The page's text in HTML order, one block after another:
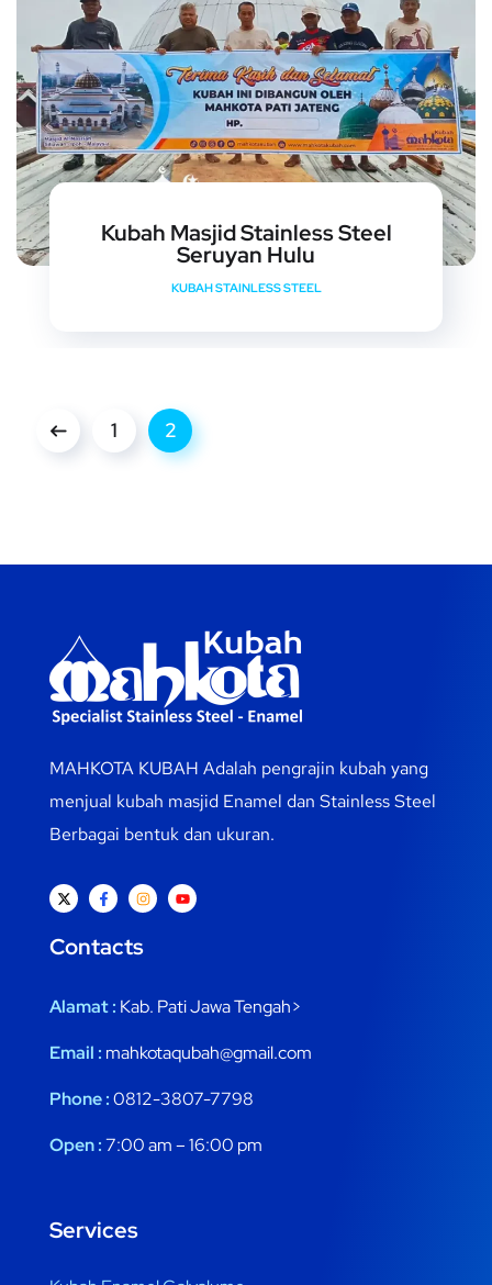
Kubah Masjid Stainless Steel
Seruyan Hulu
KUBAH STAINLESS STEEL
1 2
MAHKOTA KUBAH Adalah pengrajin kubah yang
menjual kubah masjid Enamel dan Stainless Steel
Berbagai bentuk dan ukuran.
Contacts
Alamat : Kab. Pati Jawa Tengah>
Email : mahkotaqubah@gmail.com
Phone :0812-3807-7798
Open :7:00 am – 16:00 pm
Services